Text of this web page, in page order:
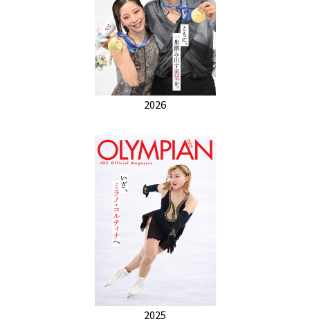
2026
2025